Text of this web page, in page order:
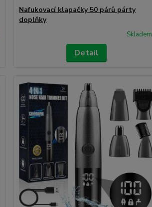
Nafukovací klapačky 50 párů párty
doplňky
Skladem
Detail